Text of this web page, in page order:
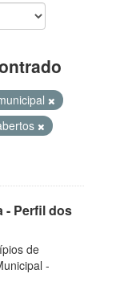
- Perfil dos
de
-